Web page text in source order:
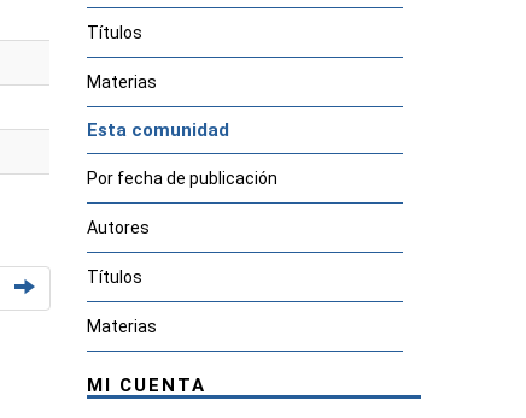
Títulos
Materias
Esta comunidad
Por fecha de publicación
Autores
Títulos
Materias
MI CUENTA